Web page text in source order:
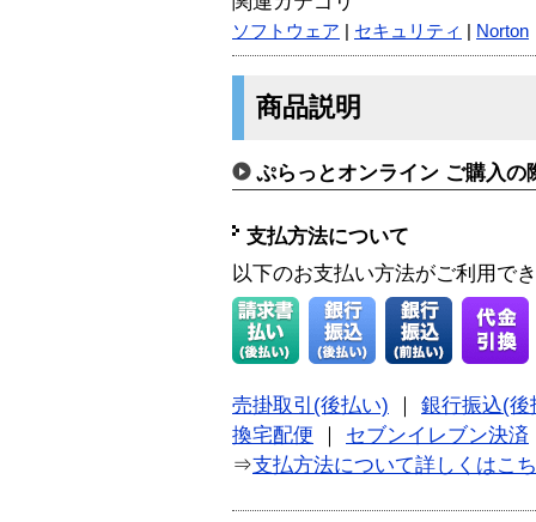
ソフトウェア セキュリティ Norton
商品説明
ぷらっとオンライン ご購入の
支払方法について
以下のお支払い方法がご利用で
売掛取引(後払い)
銀行振込(後
換宅配便
セブンイレブン決済
⇒支払方法について詳しくはこ